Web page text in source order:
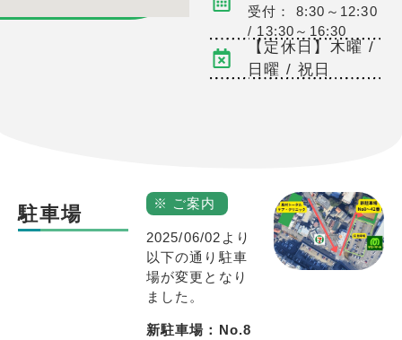
受付： 8:30～12:30
/ 13:30～16:30
【定休日】木曜 /
日曜 / 祝日
駐車場 ※ ご案内
2025/06/02より
以下の通り駐車
場が変更となり
ました。
新駐車場：No.8